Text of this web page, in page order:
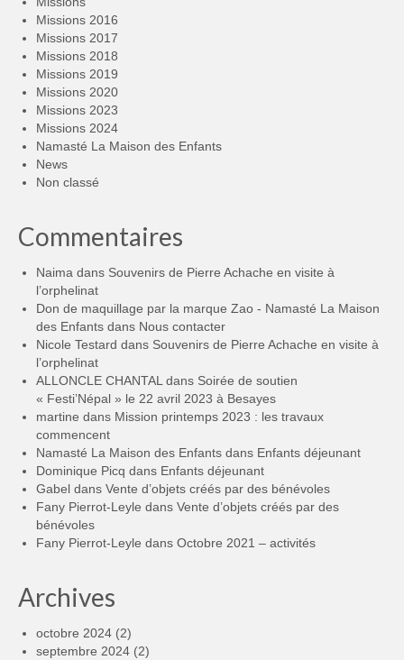
Missions 2016
Missions 2017
Missions 2018
Missions 2019
Missions 2020
Missions 2023
Missions 2024
Namasté La Maison des Enfants
News
Non classé
Commentaires
Naima dans Souvenirs de Pierre Achache en visite à
l’orphelinat
Don de maquillage par la marque Zao - Namasté La Maison
des Enfants dans Nous contacter
Nicole Testard dans Souvenirs de Pierre Achache en visite à
l’orphelinat
ALLONCLE CHANTAL dans Soirée de soutien
« Festi’Népal » le 22 avril 2023 à Besayes
martine dans Mission printemps 2023 : les travaux
commencent
Namasté La Maison des Enfants dans Enfants déjeunant
Dominique Picq dans Enfants déjeunant
Gabel dans Vente d’objets créés par des bénévoles
Fany Pierrot-Leyle dans Vente d’objets créés par des
bénévoles
Fany Pierrot-Leyle dans Octobre 2021 – activités
Archives
octobre 2024 (2)
septembre 2024 (2)